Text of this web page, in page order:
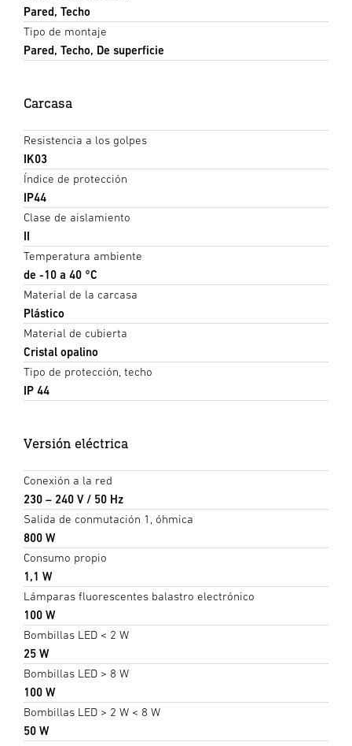
Pared, Techo
Tipo de montaje
Pared, Techo, De superficie
Carcasa
Resistencia a los golpes
IK03
Índice de protección
IP44
Clase de aislamiento
II
Temperatura ambiente
de -10 a 40 °C
Material de la carcasa
Plástico
Material de cubierta
Cristal opalino
Tipo de protección, techo
IP 44
Versión eléctrica
Conexión a la red
230 – 240 V / 50 Hz
Salida de conmutación 1, óhmica
800 W
Consumo propio
1,1 W
Lámparas fluorescentes balastro electrónico
100 W
Bombillas LED < 2 W
25 W
Bombillas LED > 8 W
100 W
Bombillas LED > 2 W < 8 W
50 W